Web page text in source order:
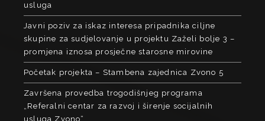
usluga
Javni poziv za iskaz interesa pripadnika ciljne
skupine za sudjelovanje u projektu Zaželi bolje 3 –
promjena iznosa prosječne starosne mirovine
Početak projekta – Stambena zajednica Zvono 5
Završena provedba trogodišnjeg programa
„Referalni centar za razvoj i širenje socijalnih
usluga Zvono“